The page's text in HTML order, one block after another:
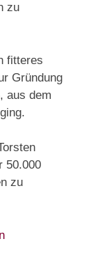
zu
fitteres
Gründung
aus dem
50.000
zu